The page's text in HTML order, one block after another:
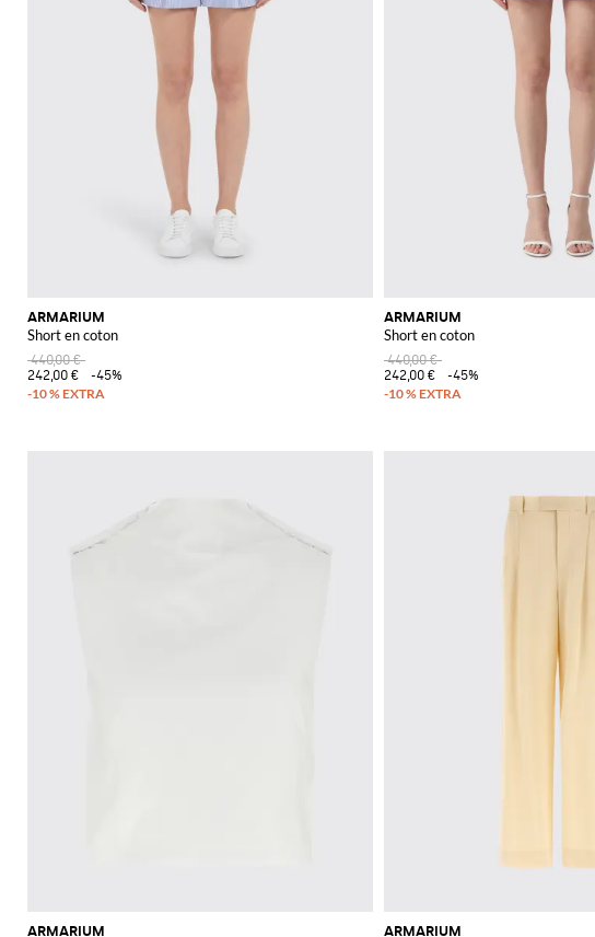
ARMARIUM
Short en coton
440,00 €
242,00 €
-45%
ARMARIUM
Short en coton
440,00 €
242,00 €
-45%
ARMARIUM ARMARIUM